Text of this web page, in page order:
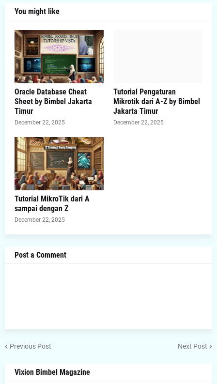
You might like
Oracle Database Cheat
Sheet by Bimbel Jakarta
Timur
December 22, 2025
Tutorial Pengaturan
Mikrotik dari A-Z by Bimbel
Jakarta Timur
December 22, 2025
Tutorial MikroTik dari A
sampai dengan Z
December 22, 2025
Post a Comment
Previous Post Next Post
Vixion Bimbel Magazine